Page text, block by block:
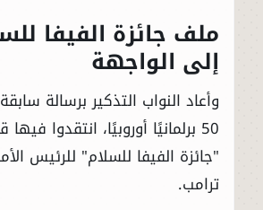
ملف جائزة الفيفا
إلى الواجهة
وأعاد النواب التذكير برسالة
50 برلمانيًا أوروبيًا، انتقدوا
"جائزة الفيفا للسلام" للرئيس
ترامب.